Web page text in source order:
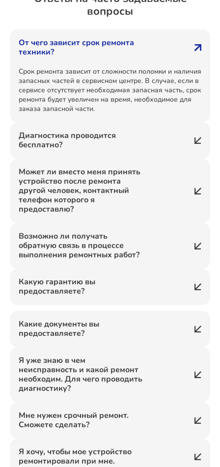
вопросы
От чего зависит срок ремонта
техники?
Срок ремонта зависит от сложности поломки и наличия
запасных частей в сервисном центре. В случае, если в
сервисе отсутствует необходимая запасная часть, срок
ремонта будет увеличен на время, необходимое для
заказа запасной части.
Диагностика проводится
бесплатно?
Может ли вместо меня принять
устройство после ремонта
другой человек, контактный
телефон которого я
предоставлю?
Возможно ли получать
обратную связь в процессе
выполнения ремонтных работ?
Какую гарантию вы
предоставляете?
Какие документы вы
предоставляете?
Я уже знаю в чем
неисправность и какой ремонт
необходим. Для чего проводить
диагностику?
Мне нужен срочный ремонт.
Сможете сделать?
Я хочу, чтобы мое устройство
ремонтировали при мне.